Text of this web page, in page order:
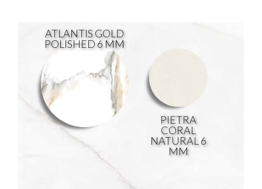
PIETRA
CORAL
NATURAL 6
MM
ATLANTIS GOLD
POLISHED 6 MM